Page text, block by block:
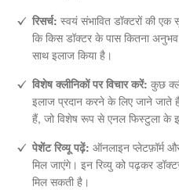
रिसर्च: स्वयं संभावित डॉक्टरों की
कि किस डॉक्टर के पास कितना
साथ इलाज किया है।
विशेष क्लीनिकों पर विचार करें: कुछ
इलाज प्रदान करने के लिए जाने जाते
हैं, जो विशेष रूप से एनल फिस्टुला के
पेशेंट रिव्यू पढ़ें: ऑनलाइन प्लेटफ़ॉर्म
मिल जाएंगे। इन रिव्यु को पढ़कर
मिल सकती है।